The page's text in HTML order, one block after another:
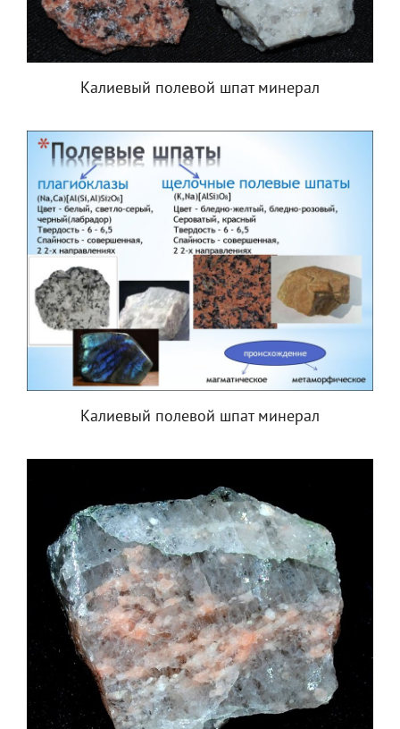
Калиевый полевой шпат минерал
Калиевый полевой шпат минерал